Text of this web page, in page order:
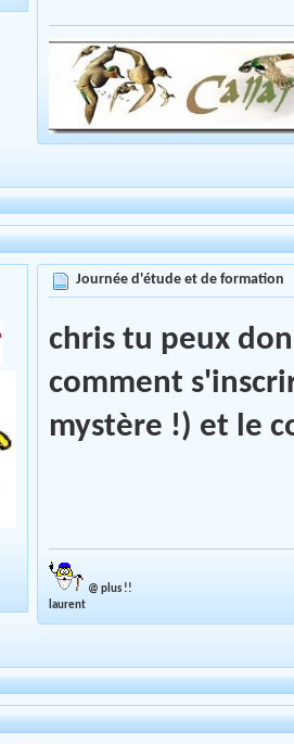
Journée d'étude et de formation
chris tu peux
comment
mystère !) et le
@ plus !!
laurent